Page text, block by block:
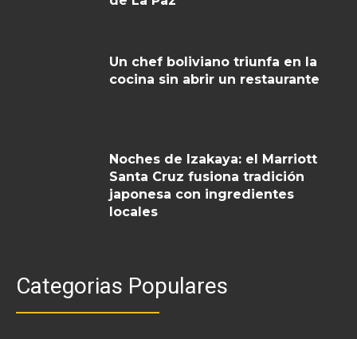
Un chef boliviano triunfa en la
cocina sin abrir un restaurante
Noches de Izakaya: el Marriott
Santa Cruz fusiona tradición
japonesa con ingredientes
locales
Categorias Populares